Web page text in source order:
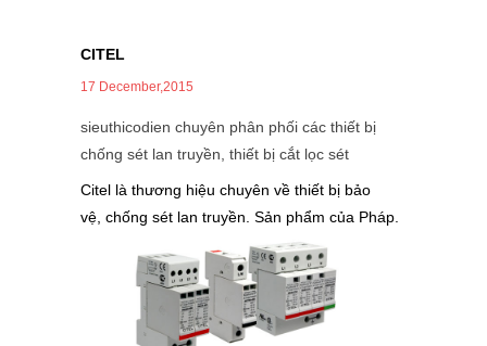
CITEL
17 December,2015
sieuthicodien chuyên phân phối các thiết bị
chống sét lan truyền, thiết bị cắt lọc sét
Citel là thương hiệu chuyên về thiết bị bảo
vệ, chống sét lan truyền. Sản phẩm của Pháp.